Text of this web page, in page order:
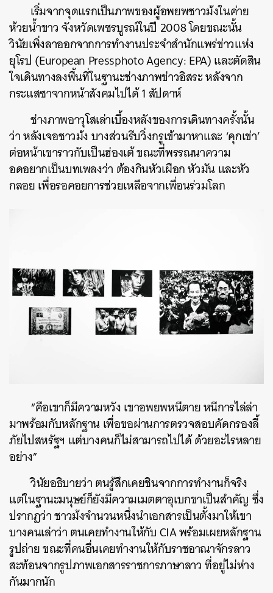
เริ่มจากจุดแรกเป็นภาพของผู้อพยพชาวม้งในค่าย
ห้วยน้ำขาว จังหวัดเพชรบูรณ์ในปี 2008 โดยขณะนั้น
วินัยเพิ่งลาออกจากการทำงานประจำสำนักแพร่ข่าวแห่ง
ยุโรป (European Pressphoto Agency: EPA) และตัดสิน
ใจเดินทางลงพื้นที่ในฐานะช่างภาพข่าวอิสระ หลังจาก
กระแสซาจากหน้าสังคมไปได้ 1 สัปดาห์
ช่างภาพอาวุโสเล่าเบื้องหลังของการเดินทางครั้งนั้น
ว่า หลังเจอชาวม้ง บางส่วนรีบวิ่งกรูเข้ามาหาและ ‘คุกเข่า’
ต่อหน้าเขาราวกับเป็นฮ่องเต้ ขณะที่พรรณนาความ
อดอยากเป็นบทเพลงว่า ต้องกินหัวเผือก หัวมัน และหัว
กลอย เพื่อรอคอยการช่วยเหลือจากเพื่อนร่วมโลก
“คือเขาก็มีความหวัง เขาอพยพหนีตาย หนีการไล่ล่า
มาพร้อมกับหลักฐาน เพื่อขอผ่านการตรวจสอบคัดกรองลี้
ภัยไปสหรัฐฯ แต่บางคนก็ไม่สามารถไปได้ ด้วยอะไรหลาย
อย่าง”
วินัยอธิบายว่า ตนรู้สึกเคยชินจากการทำงานก็จริง
แต่ในฐานะมนุษย์ก็ยังมีความเมตตาอุเบกขาเป็นสำคัญ ซึ่ง
ปรากฏว่า ชาวม้งจำนวนหนึ่งนำเอกสารเป็นตั้งมาให้เขา
บางคนเล่าว่า ตนเคยทำงานให้กับ CIA พร้อมเผยหลักฐาน
รูปถ่าย ขณะที่คนอื่นเคยทำงานให้กับราชอาณาจักรลาว
สะท้อนจากรูปภาพเอกสารราชการภาษาลาว ที่อยู่ไม่ห่าง
กันมากนัก
SHARE TWEET LINE EMAIL